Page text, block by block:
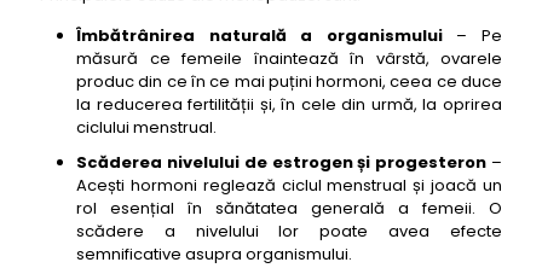
Îmbătrânirea naturală a organismului– Pe
măsură ce femeile înaintează în vârstă, ovarele
produc din ce în ce mai puțini hormoni, ceea ce duce
la reducerea fertilității și, în cele din urmă, la oprirea
ciclului menstrual.
Scăderea nivelului de estrogen și progesteron –
Acești hormoni reglează ciclul menstrual și joacă un
rol esențial în sănătatea generală a femeii. O
scădere a nivelului lor poate avea efecte
semnificative asupra organismului.